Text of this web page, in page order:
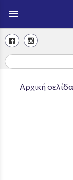
menu
Aρχική σελίδα